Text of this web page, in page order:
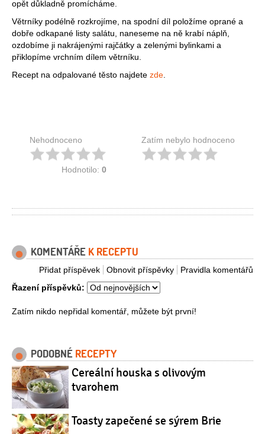
opět důkladně promícháme.
Větrníky podélně rozkrojíme, na spodní díl položíme oprané a
dobře odkapané listy salátu, naneseme na ně krabí náplň,
ozdobíme ji nakrájenými rajčátky a zelenými bylinkami a
přiklopíme vrchním dílem větrníku.
Recept na odpalované těsto najdete zde.
Nehodnoceno
Hodnotilo: 0
Zatím nebylo hodnoceno
KOMENTÁŘE K RECEPTU
Pravidla komentářů
Obnovit příspěvky
Přidat příspěvek
Řazení příspěvků:
Zatím nikdo nepřidal komentář, můžete být první!
PODOBNÉ RECEPTY
Cereální houska s olivovým
tvarohem
Toasty zapečené se sýrem Brie